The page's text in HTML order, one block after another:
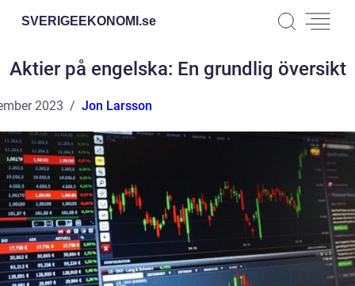
SVERIGEEKONOMI.se
Aktier på engelska: En grundlig översikt
2023 Jon Larsson